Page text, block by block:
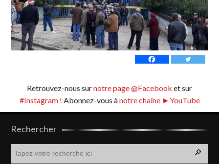
Retrouvez-nous surnotre page @Facebook et sur
#Instagram ! Abonnez-vous ànotre chaîne ►YouTube
Rechercher